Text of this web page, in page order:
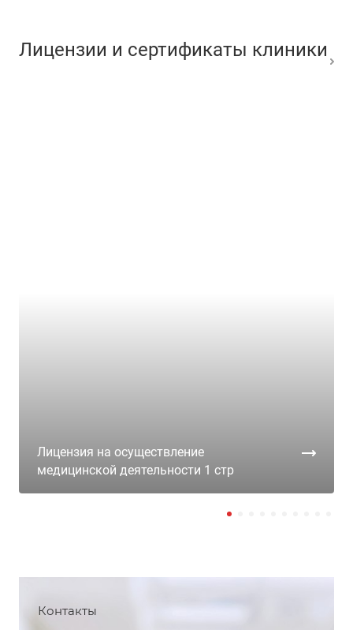
Лицензии и сертификаты клиники
Лицензия на осуществление
медицинской деятельности 1 стр
Контакты